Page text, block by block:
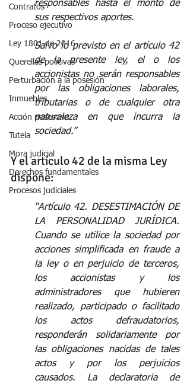
Contratos
Proceso ejecutivo
Ley 1801 de 2016
Querellas policivas
Perturbación a la posesión
Inmuebles
Acción posesoria
Tutela
Mora judicial
Derechos fundamentales
Procesos judiciales
responsables hasta el monto de
sus respectivos aportes.
Salvo lo previsto en el artículo 42
de la presente ley, el o los
accionistas no serán responsables
por las obligaciones laborales,
tributarias o de cualquier otra
naturaleza en que incurra la
sociedad.”
Y el artículo 42 de la misma Ley
dispone:
“Artículo 42. DESESTIMACIÓN DE
LA PERSONALIDAD JURÍDICA.
Cuando se utilice la sociedad por
acciones simplificada en fraude a
la ley o en perjuicio de terceros,
los accionistas y los
administradores que hubieren
realizado, participado o facilitado
los actos defraudatorios,
responderán solidariamente por
las obligaciones nacidas de tales
actos y por los perjuicios
causados. La declaratoria de